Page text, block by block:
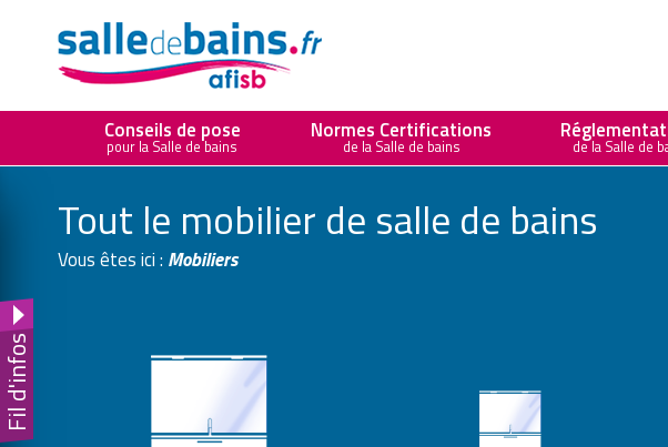
Conseils de pose
pour la Salle de bains
Normes Certifications
de la Salle de bains de la Salle de
Tout le mobilier de salle de bains
Vous êtes ici : Mobiliers